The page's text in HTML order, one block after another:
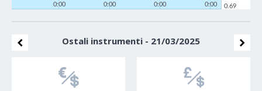
0:00
0:00
0:00
0:00
0.69
Ostali instrumenti - 21/03/2025